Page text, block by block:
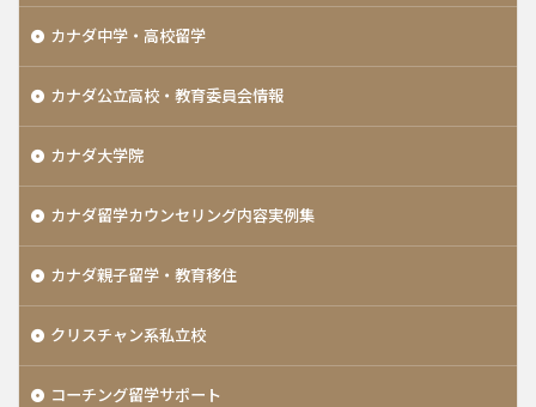
カナダ中学・高校留学
カナダ公立高校・教育委員会情報
カナダ大学院
カナダ留学カウンセリング内容実例集
カナダ親子留学・教育移住
クリスチャン系私立校
コーチング留学サポート